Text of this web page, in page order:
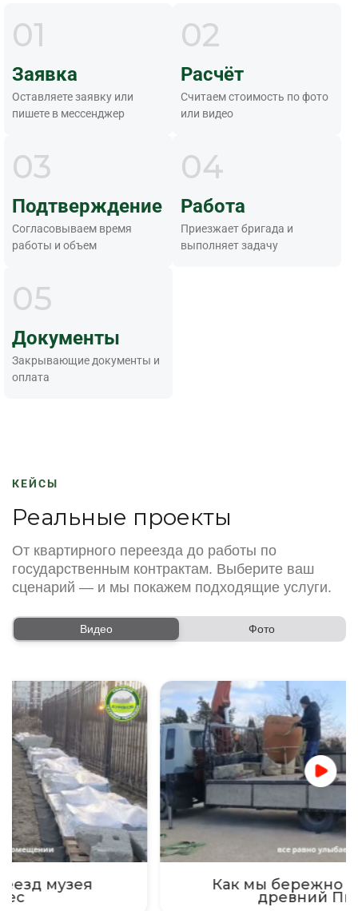
01
Заявка
Оставляете заявку или
пишете в мессенджер
02
Расчёт
Считаем стоимость по фото
или видео
03
Подтверждение
Согласовываем время
работы и объем
04
Работа
Приезжает бригада и
выполняет задачу
05
Документы
Закрывающие документы и
оплата
КЕЙСЫ
Реальные проекты
От квартирного переезда до работы по
государственным контрактам. Выберите ваш
сценарий — и мы покажем подходящие услуги.
Видео Фото
Как мы бережно погрузили